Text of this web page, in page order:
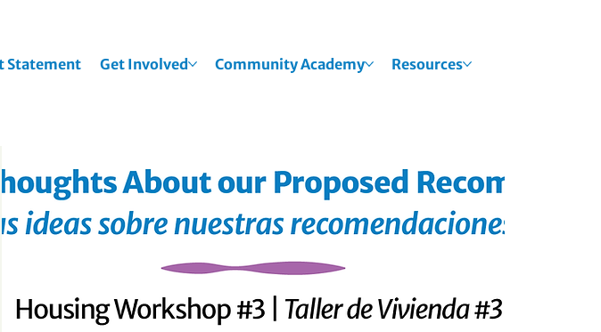
Statement Get Involved Community Academy Resources